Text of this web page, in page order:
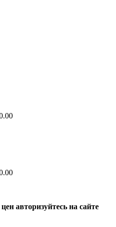
авторизуйтесь на сайте